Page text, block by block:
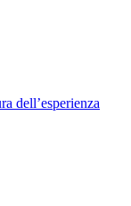
dell’esperienza